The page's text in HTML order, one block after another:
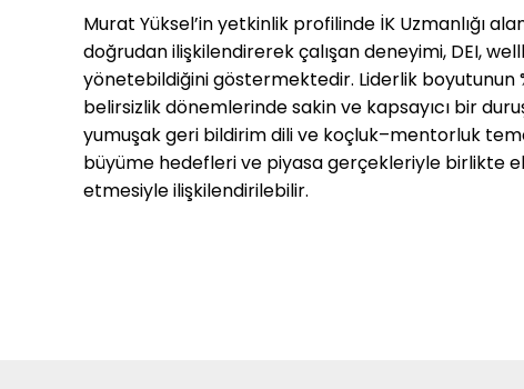
Murat Yüksel’in yetkinlik profilinde İK Uzmanlığı
doğrudan ilişkilendirerek çalışan deneyimi, DEI,
yönetebildiğini göstermektedir. Liderlik boyutunun
belirsizlik dönemlerinde sakin ve kapsayıcı bir
yumuşak geri bildirim dili ve koçluk–mentorluk
büyüme hedefleri ve piyasa gerçekleriyle birlikte
etmesiyle ilişkilendirilebilir.